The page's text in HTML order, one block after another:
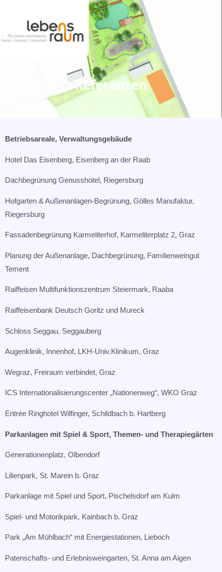
springen
Referenzen
Betriebsareale, Verwaltungsgebäude
Hotel Das Eisenberg, Eisenberg an der Raab​
Dachbegrünung Genusshotel, Riegersburg​
Hofgarten & Außenanlagen-Begrünung, Gölles Manufaktur,
Riegersburg​
Fassadenbegrünung Karmeliterhof, Karmeliterplatz 2, Graz​
Planung der Außenanlage, Dachbegrünung, Familienweingut
Tement​
Raiffeisen Multifunktionszentrum Steiermark, Raaba​
Raiffeisenbank Deutsch Goritz und Mureck​
Schloss Seggau, Seggauberg​
Augenklinik, Innenhof, LKH-Univ.Klinikum, Graz​
Wegraz, Freiraum verbindet, Graz​
ICS Internationalisierungscenter „Nationenweg“, WKO Graz​
Entrée Ringhotel Wilfinger, Schildbach b. Hartberg
Parkanlagen mit Spiel & Sport, Themen- und Therapiegärten​
Generationenplatz, Olbendorf​
Lilienpark, St. Marein b. Graz​
Parkanlage mit Spiel und Sport, Pischelsdorf am Kulm​
Spiel- und Motorikpark, Kainbach b. Graz​
Park „Am Mühlbach“ mit Energiestationen, Lieboch​
Patenschafts- und Erlebnisweingarten, St. Anna am Aigen​